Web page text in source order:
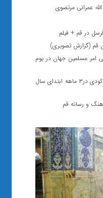
عمرانی مرتضوی
در قم + فیلم
قم (گزارش تصویری)
امر مسلمین جهان در یوم
تحقق بیش از ۵۰ درصد برنامه ابلاغی کودی در۳ ماهه ابتدای سال
و رسانه قم